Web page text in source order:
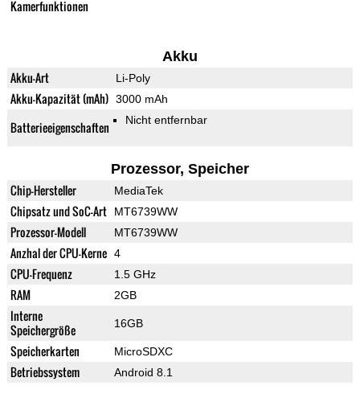
Kamerfunktionen
Akku
Akku-Art Li-Poly
Akku-Kapazität (mAh) 3000 mAh
Batterieeigenschaften Nicht entfernbar
Prozessor, Speicher
Chip-Hersteller MediaTek
Chipsatz und SoC-Art MT6739WW
Prozessor-Modell MT6739WW
Anzhal der CPU-Kerne 4
CPU-Frequenz 1.5 GHz
RAM 2GB
Interne
Speichergröße
16GB
Speicherkarten MicroSDXC
Betriebssystem Android 8.1